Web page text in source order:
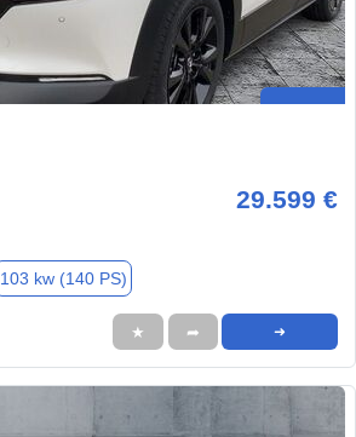
29.599 €
103 kw (140 PS)
★ ➦ ➜